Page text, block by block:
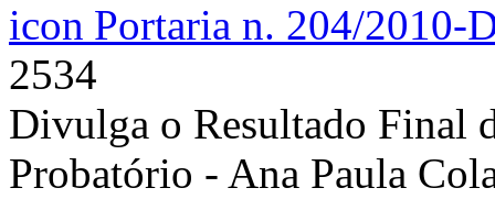
Portaria n. 204/2010-
2534
Divulga o Resultado Final
Probatório - Ana Paula